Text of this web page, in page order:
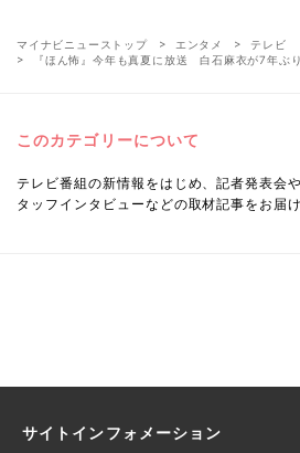
マイナビニューストップ エンタメ
テレビ
『ほん怖』今年も真夏に放送 白石麻衣が7年ぶ
このカテゴリーについて
テレビ番組の新情報をはじめ、記者発表会
タッフインタビューなどの取材記事をお届け
サイトインフォメーション